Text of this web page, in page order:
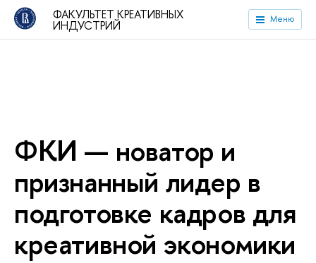
ФАКУЛЬТЕТ КРЕАТИВНЫХ
ИНДУСТРИЙ Меню
ФКИ — новатор и
признанный лидер в
подготовке кадров для
креативной экономики